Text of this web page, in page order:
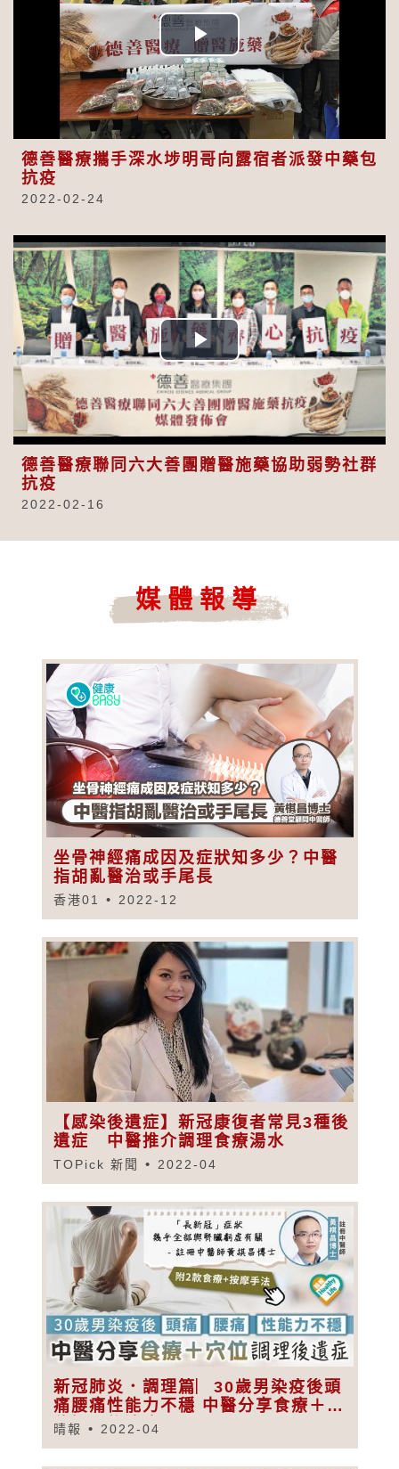
Play
Video
德善醫療攜手深水埗明哥向露宿者派發中藥包
抗疫
2022-02-24
Play
Video
德善醫療聯同六大善團贈醫施藥協助弱勢社群
抗疫
2022-02-16
媒體報導
坐骨神經痛成因及症狀知多少？中醫
指胡亂醫治或手尾長
香港01 2022-12
【感染後遺症】新冠康復者常見3種後
遺症 中醫推介調理食療湯水
TOPick 新聞 2022-04
新冠肺炎．調理篇︳30歲男染疫後頭
痛腰痛性能力不穩 中醫分享食療＋穴
位調理後遺症
晴報 2022-04